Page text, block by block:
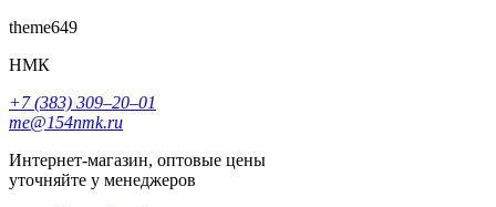
theme649
НМК
+7 (383) 309‒20‒01
me@154nmk.ru
Интернет-магазин, оптовые цены
уточняйте у менеджеров